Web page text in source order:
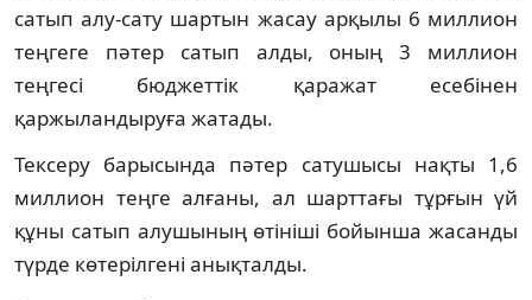
сатып алу-сату шартын жасау арқылы 6 миллион
теңгеге пәтер сатып алды, оның 3 миллион
теңгесі бюджеттік қаражат есебінен
қаржыландыруға жатады.
Тексеру барысында пәтер сатушысы нақты 1,6
миллион теңге алғаны, ал шарттағы тұрғын үй
құны сатып алушының өтініші бойынша жасанды
түрде көтерілгені анықталды.